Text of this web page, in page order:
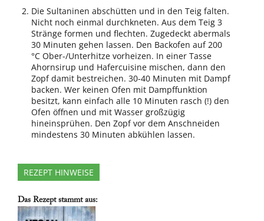
Die Sultaninen abschütten und in den Teig falten.
Nicht noch einmal durchkneten. Aus dem Teig 3
Stränge formen und flechten. Zugedeckt abermals
30 Minuten gehen lassen. Den Backofen auf 200
°C Ober-/Unterhitze vorheizen. In einer Tasse
Ahornsirup und Hafercuisine mischen, dann den
Zopf damit bestreichen. 30-40 Minuten mit Dampf
backen. Wer keinen Ofen mit Dampffunktion
besitzt, kann einfach alle 10 Minuten rasch (!) den
Ofen öffnen und mit Wasser großzügig
hineinsprühen. Den Zopf vor dem Anschneiden
mindestens 30 Minuten abkühlen lassen.
REZEPT HINWEISE
Das Rezept stammt aus: